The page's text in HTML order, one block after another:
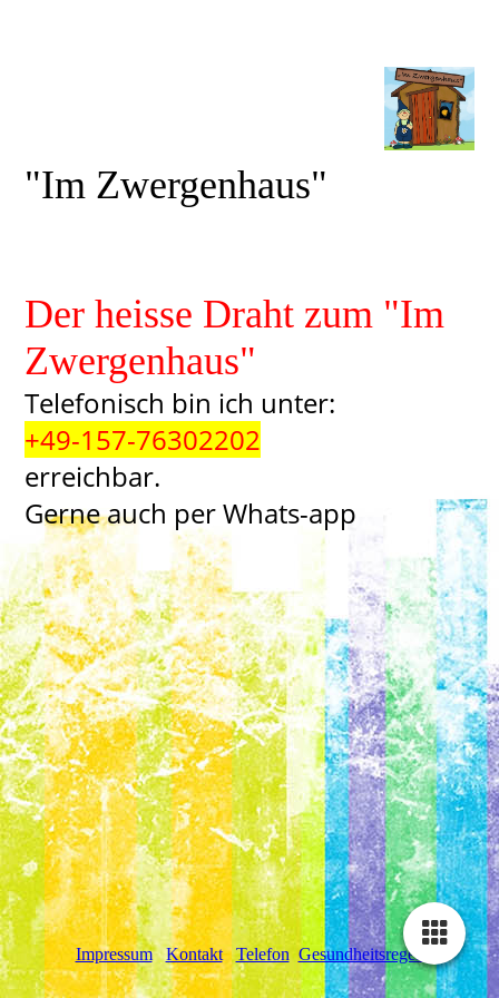
"Im Zwergenhaus"
Der heisse Draht zum "Im
Zwergenhaus"
Telefonisch bin ich unter:
+49-157-76302202
erreichbar.
Gerne auch per Whats-app
Impressum Kontakt Telefon Gesundheitsregeln